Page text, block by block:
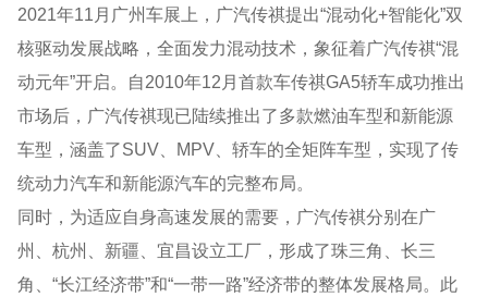
2021年11月广州车展上，广汽传祺提出“混动化+智能化”双
核驱动发展战略，全面发力混动技术，象征着广汽传祺“混
动元年”开启。自2010年12月首款车传祺GA5轿车成功推出
市场后，广汽传祺现已陆续推出了多款燃油车型和新能源
车型，涵盖了SUV、MPV、轿车的全矩阵车型，实现了传
统动力汽车和新能源汽车的完整布局。
同时，为适应自身高速发展的需要，广汽传祺分别在广
州、杭州、新疆、宜昌设立工厂，形成了珠三角、长三
角、“长江经济带”和“一带一路”经济带的整体发展格局。此